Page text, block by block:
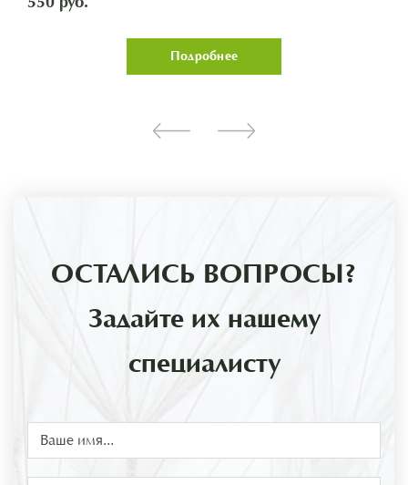
Подробнее
ОСТАЛИСЬ ВОПРОСЫ?
Задайте их нашему
специалисту